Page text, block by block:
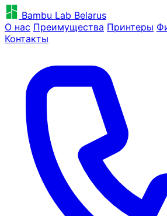
Bambu Lab Belarus
О нас Преимущества Принтеры
Контакты